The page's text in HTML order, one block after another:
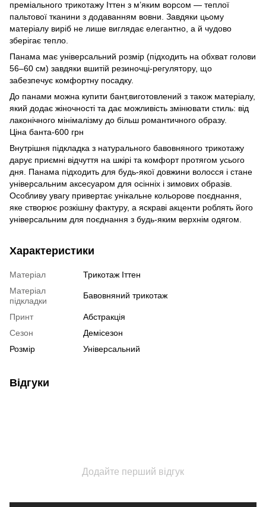
преміального трикотажу Іттен з м’яким ворсом — теплої
пальтової тканини з додаванням вовни. Завдяки цьому
матеріалу виріб не лише виглядає елегантно, а й чудово
зберігає тепло.
Панама має універсальний розмір (підходить на обхват голови
56–60 см) завдяки вшитій резиночці-регулятору, що
забезпечує комфортну посадку.
До панами можна купити бант,виготовлений з також матеріалу,
який додає жіночності та дає можливість змінювати стиль: від
лаконічного мінімалізму до більш романтичного образу.
Ціна банта-600 грн
Внутрішня підкладка з натурального бавовняного трикотажу
дарує приємні відчуття на шкірі та комфорт протягом усього
дня. Панама підходить для будь-якої довжини волосся і стане
універсальним аксесуаром для осінніх і зимових образів.
Особливу увагу привертає унікальне кольорове поєднання,
яке створює розкішну фактуру, а яскраві акценти роблять його
універсальним для поєднання з будь-яким верхнім одягом.
Характеристики
Матеріал
Трикотаж Іттен
Матеріал
підкладки
Бавовняний трикотаж
Принт
Абстракція
Сезон
Демісезон
Розмір
Універсальний
Відгуки
Додайте перший відгук